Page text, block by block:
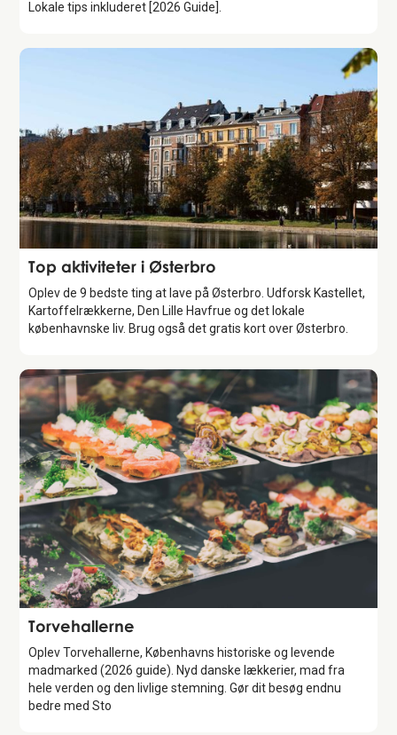
Lokale tips inkluderet [2026 Guide].
Guide
Top aktiviteter i Østerbro
Oplev de 9 bedste ting at lave på Østerbro. Udforsk Kastellet,
Kartoffelrækkerne, Den Lille Havfrue og det lokale
københavnske liv. Brug også det gratis kort over Østerbro.
Attraction
Torvehallerne
Oplev Torvehallerne, Københavns historiske og levende
madmarked (2026 guide). Nyd danske lækkerier, mad fra
hele verden og den livlige stemning. Gør dit besøg endnu
bedre med Sto